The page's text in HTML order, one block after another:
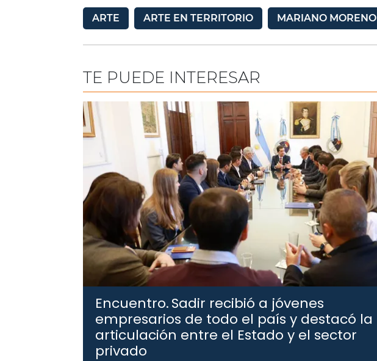
ARTE ARTE EN TERRITORIO MARIANO MORENO
TE PUEDE INTERESAR
Encuentro.Sadir recibió a jóvenes
empresarios de todo el país y destacó la
articulación entre el Estado y el sector
privado